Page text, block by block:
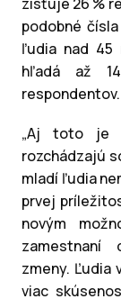
podobné
ľudia nad 45
hľadá až
respondentov.
„Aj toto je
rozchádzajú
mladí ľudia
prvej
novým
zamestnaní
zmeny.
viac